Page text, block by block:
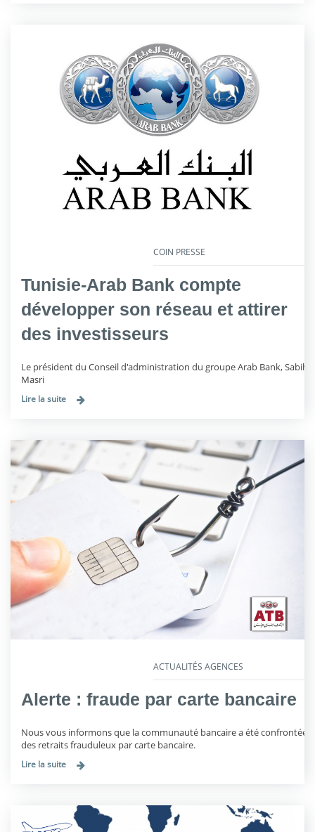
COIN PRESSE
Tunisie-Arab Bank compte
développer son réseau et attirer
des investisseurs
Le président du Conseil d'administration du groupe Arab Bank, Sabih
Masri
Lire la suite
ACTUALITÉS AGENCES
Alerte : fraude par carte bancaire
Nous vous informons que la communauté bancaire a été confrontée à
des retraits frauduleux par carte bancaire.
Lire la suite